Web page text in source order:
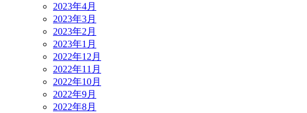
2023年4月
2023年3月
2023年2月
2023年1月
2022年12月
2022年11月
2022年10月
2022年9月
2022年8月